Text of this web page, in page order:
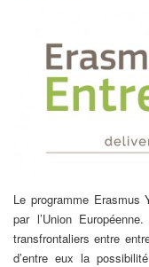
Le programme Erasmus
par l’Union
transfrontaliers entre
d’entre eux la